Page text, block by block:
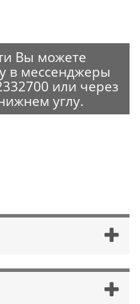
Вы можете
в мессенджеры
или через
углу.